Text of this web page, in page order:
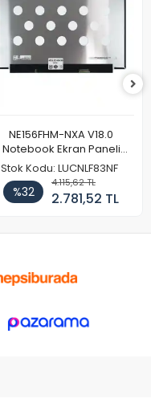
NE156FHM-NXA V18.0
Notebook Ekran Paneli
144Hz
Stok Kodu: LUCNLF83NF
%32
4.115,62 TL
2.781,52 TL